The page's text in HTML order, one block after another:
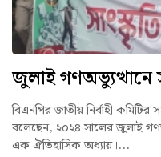
জুলাই গণঅভ্যুত্থানে
বিএনপির জাতীয় নির্বাহী
বলেছেন, ২০২৪ সালের জুলাই
এক ঐতিহাসিক অধ্যায়।...